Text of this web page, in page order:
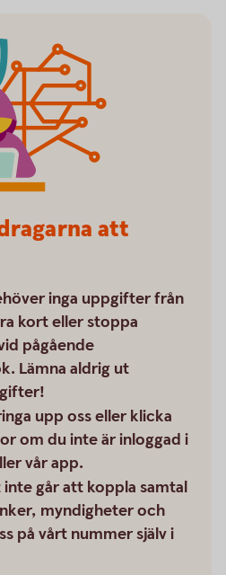
att
inga uppgifter från
kort eller stoppa
pågående
Lämna aldrig ut
upp oss eller klicka
om du inte är inloggad i
vår app.
går att koppla samtal
myndigheter och
på vårt nummer själv i